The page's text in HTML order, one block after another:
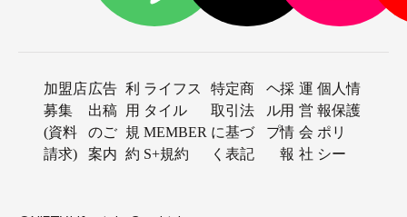
加盟店
募集
(資料
請求)
広告
出稿
のご
案内
利
用
規
約
ライフス
タイル
MEMBER
S+規約
特定商
取引法
に基づ
く表記
ヘ
ル
プ
採
用
情
報
運
営
会
社
個人情
報保護
ポリ
シー